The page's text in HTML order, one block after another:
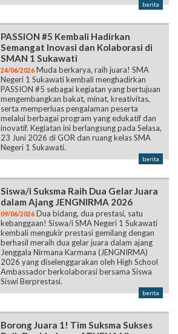
berita
PASSION #5 Kembali Hadirkan
Semangat Inovasi dan Kolaborasi di
SMAN 1 Sukawati
24/06/2026 Muda berkarya, raih juara! SMA
Negeri 1 Sukawati kembali menghadirkan
PASSION #5 sebagai kegiatan yang bertujuan
mengembangkan bakat, minat, kreativitas,
serta memperluas pengalaman peserta
melalui berbagai program yang edukatif dan
inovatif. Kegiatan ini berlangsung pada Selasa,
23 Juni 2026 di GOR dan ruang kelas SMA
Negeri 1 Sukawati.
berita
Siswa/i Suksma Raih Dua Gelar Juara
dalam Ajang JENGNIRMA 2026
09/06/2026 Dua bidang, dua prestasi, satu
kebanggaan! Siswa/i SMA Negeri 1 Sukawati
kembali mengukir prestasi gemilang dengan
berhasil meraih dua gelar juara dalam ajang
Jenggala Nirmana Karmana (JENGNIRMA)
2026 yang diselenggarakan oleh High School
Ambassador berkolaborasi bersama Siswa
Siswi Berprestasi.
berita
Borong Juara 1! Tim Suksma Sukses